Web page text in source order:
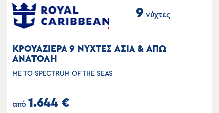
9 νύχτες
ΚΡΟΥΑΖΙΕΡΑ 9 ΝΥΧΤΕΣ ΑΣΙΑ & ΑΠΩ
ΑΝΑΤΟΛΗ
ΜΕ ΤΟ SPECTRUM OF THE SEAS
από 1.644 €